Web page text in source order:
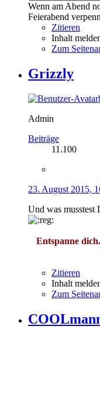
Wenn am Abend
Feierabend
Zitieren
Inhalt
Zum
Grizzly
Admin
Beiträge
11.100
23. August 2015,
Und was musstest
Entspanne
Zitieren
Inhalt
Zum